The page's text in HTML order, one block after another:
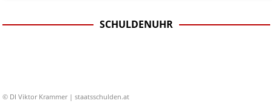
SCHULDENUHR
© DI Viktor Krammer | staatsschulden.at